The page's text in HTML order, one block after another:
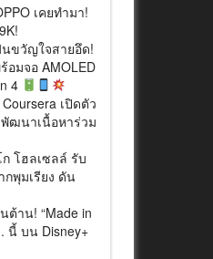
เคยทำมา!
นขวัญใจสายอึด!
อมจอ AMOLED
4
เปิดตัว
พัฒนาเนื้อหาร่วม
โฮลเซลล์ รับ
กพุมเรียง ดัน
ต้าน! “Made in
นี้ บน Disney+